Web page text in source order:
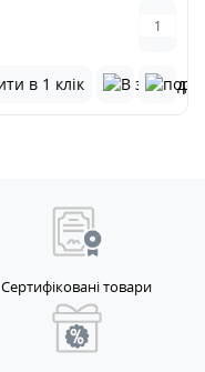
Сертифіковані товари